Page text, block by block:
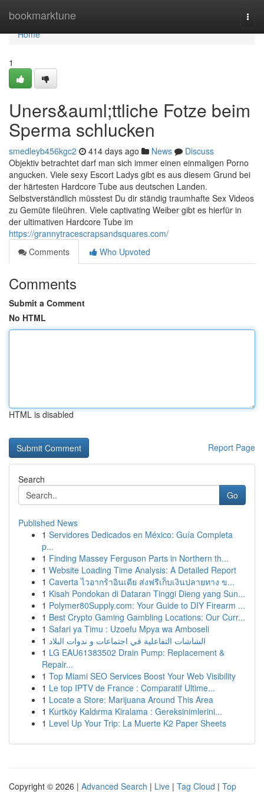
bookmarktune
Home
Home
1
Uners&auml;ttliche Fotze beim
Sperma schlucken
smedleyb456kgc2 414 days ago News
Discuss
Objektiv betrachtet darf man sich immer einen einmaligen Porno
angucken. Viele sexy Escort Ladys gibt es aus diesem Grund bei
der härtesten Hardcore Tube aus deutschen Landen.
Selbstverständlich müsstest Du dir ständig traumhafte Sex Videos
zu Gemüte fileühren. Viele captivating Weiber gibt es hierfür in
der ultimativen Hardcore Tube im
https://grannytracescrapsandsquares.com/
Comments
Who Upvoted
Comments
Submit a Comment
No HTML
HTML is disabled
Report Page
Search
Go
Published News
1 Servidores Dedicados en México: Guía Completa
p...
1 Finding Massey Ferguson Parts in Northern th...
1 Website Loading Time Analysis: A Detailed Report
1 Caverta ไวอากร้าอินเดีย ส่งฟรีเก็บเงินปลายทาง ข...
1 Kisah Pondokan di Dataran Tinggi Dieng yang Sun...
1 Polymer80Supply.com: Your Guide to DIY Firearm ...
1 Best Crypto Gaming Gambling Locations: Our Curr...
1 Safari ya Timu : Uzoefu Mpya wa Amboseli
1 الشاشات التفاعلية في اجتماعات و ندوات البلاد
1 LG EAU61383502 Drain Pump: Replacement &
Repair...
1 Top Miami SEO Services Boost Your Web Visibility
1 Le top IPTV de France : Comparatif Ultime...
1 Locate a Store: Marijuana Around This Area
1 Kurtköy Kaldırma Kiralama : Gereksinimlerini...
1 Level Up Your Trip: La Muerte K2 Paper Sheets
Copyright © 2026 | Advanced Search | Live | Tag Cloud | Top